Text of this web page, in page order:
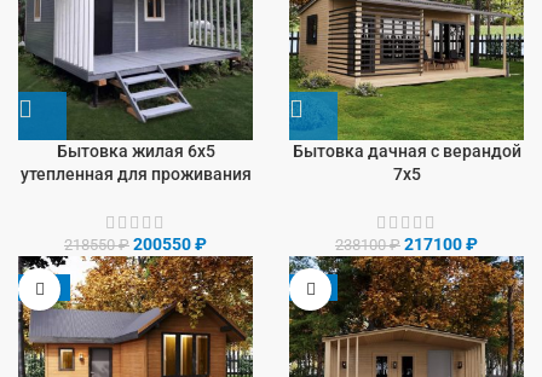
Бытовка жилая 6х5
утепленная для проживания
218550₽ 200550₽
Бытовка дачная с верандой
7х5
238100₽ 217100₽
-13% -9%